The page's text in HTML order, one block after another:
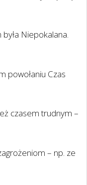
Niepokalana.
powołaniu Czas
czasem trudnym –
– np. ze